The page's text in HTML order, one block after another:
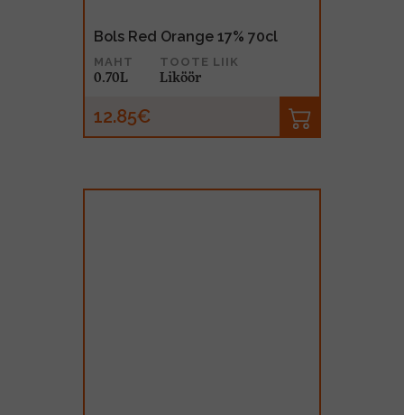
Bols Red Orange 17% 70cl
MAHT
0.70L
TOOTE LIIK
Liköör
12.85€